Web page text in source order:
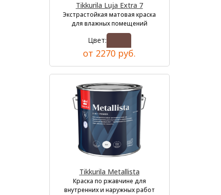
Tikkurila Luja Extra 7
Экстрастойкая матовая краска
для влажных помещений
Цвет:
от 2270 руб.
Tikkurila Metallista
Краска по ржавчине для
внутренних и наружных работ